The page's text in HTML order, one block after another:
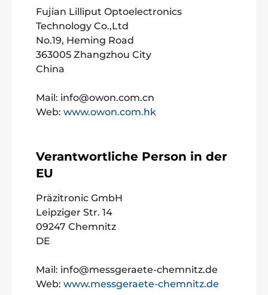
Fujian Lilliput Optoelectronics
Technology Co.,Ltd
No.19, Heming Road
363005 Zhangzhou City
China
Mail: info@owon.com.cn
Web: www.owon.com.hk
Verantwortliche Person in der
EU
Präzitronic GmbH
Leipziger Str. 14
09247 Chemnitz
DE
Mail: info@messgeraete-chemnitz.de
Web: www.messgeraete-chemnitz.de